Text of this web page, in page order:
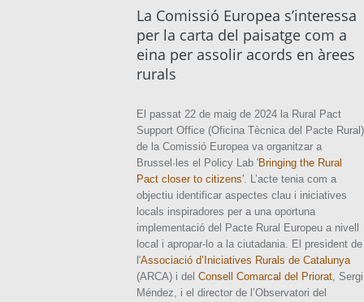
La Comissió Europea s’interessa
per la carta del paisatge com a
eina per assolir acords en àrees
rurals
El passat 22 de maig de 2024 la Rural Pact
Support Office (Oficina Tècnica del Pacte Rural)
de la Comissió Europea va organitzar a
Brussel·les el Policy Lab'Bringing the Rural
Pact closer to citizens'. L’acte tenia com a
objectiu identificar aspectes clau i iniciatives
locals inspiradores per a una oportuna
implementació del Pacte Rural Europeu a nivell
local i apropar-lo a la ciutadania. El president de
l'Associació d’Iniciatives Rurals de Catalunya
(ARCA) i del Consell Comarcal del Priorat, Sergi
Méndez, i el director de l’Observatori del